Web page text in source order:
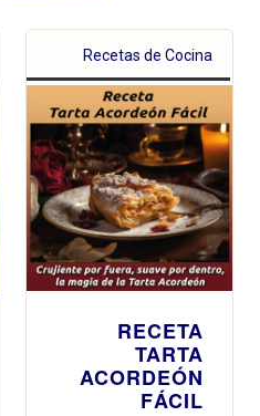
Recetas de Cocina
RECETA
TARTA
ACORDEÓN
FÁCIL